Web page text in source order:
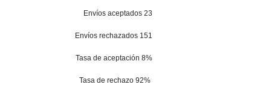
Envíos aceptados 23
Envíos rechazados 151
Tasa de aceptación 8%
Tasa de rechazo 92%